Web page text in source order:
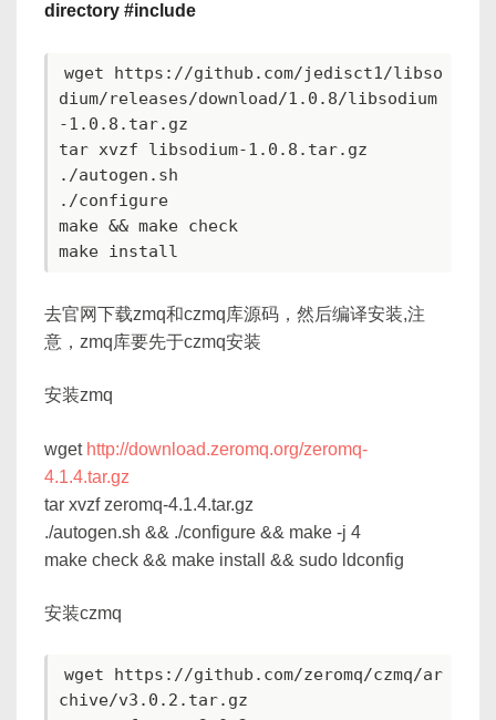
directory #include
wget https://github.com/jedisct1/libso
dium/releases/download/1.0.8/libsodium
-1.0.8.tar.gz
tar xvzf libsodium-1.0.8.tar.gz
./autogen.sh
./configure
make && make check
去官网下载zmq和czmq库源码，然后编译安装,注
意，zmq库要先于czmq安装
安装zmq
wget http://download.zeromq.org/zeromq-
4.1.4.tar.gz
tar xvzf zeromq-4.1.4.tar.gz
./autogen.sh && ./configure && make -j 4
make check && make install && sudo ldconfig
安装czmq
wget https://github.com/zeromq/czmq/ar
chive/v3.0.2.tar.gz